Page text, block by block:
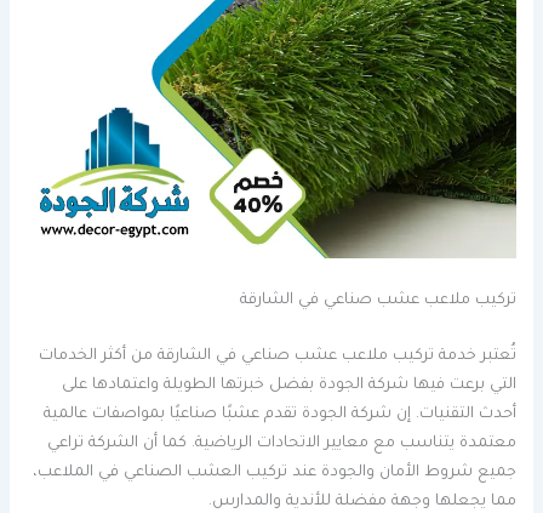
تركيب ملاعب عشب صناعي في الشارقة
تُعتبر خدمة تركيب ملاعب عشب صناعي في الشارقة من أكثر الخدمات
التي برعت فيها شركة الجودة بفضل خبرتها الطويلة واعتمادها على
أحدث التقنيات. إن شركة الجودة تقدم عشبًا صناعيًا بمواصفات عالمية
معتمدة يتناسب مع معايير الاتحادات الرياضية. كما أن الشركة تراعي
جميع شروط الأمان والجودة عند تركيب العشب الصناعي في الملاعب،
مما يجعلها وجهة مفضلة للأندية والمدارس.